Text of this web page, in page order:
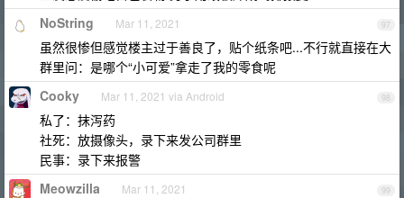
97
NoString Mar 11, 2021
虽然很惨但感觉楼主过于善良了，贴个纸条吧...不行就直接在大
群里问：是哪个“小可爱”拿走了我的零食呢
98
Cooky Mar 11, 2021 via Android
私了：抹泻药
社死：放摄像头，录下来发公司群里
民事：录下来报警
99
Meowzilla Mar 11, 2021